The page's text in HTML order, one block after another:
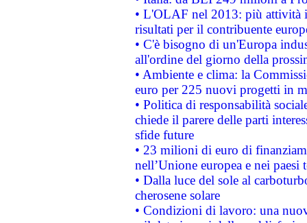
• L'OLAF nel 2013: più attività
risultati per il contribuente
• C'è bisogno di un'Europa
all'ordine del giorno della
• Ambiente e clima: la
euro per 225 nuovi progetti in
• Politica di responsabilità
chiede il parere delle parti
sfide future
• 23 milioni di euro di
nell’Unione europea e nei paesi
• Dalla luce del sole al
cherosene solare
• Condizioni di lavoro: una